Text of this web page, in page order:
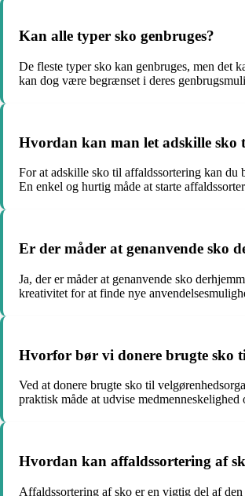
Kan alle typer sko genbruges?
De fleste typer sko kan genbruges, men det
kan dog være begrænset i deres
Hvordan kan man let adskille sko
For at adskille sko til affaldssortering kan du
En enkel og hurtig måde at starte
Er der måder at genanvende sko
Ja, der er måder at genanvende sko
kreativitet for at finde nye
Hvorfor bør vi donere brugte sko
Ved at donere brugte sko til
praktisk måde at udvise
Hvordan kan affaldssortering af
Affaldssortering af sko er en vigtig del af